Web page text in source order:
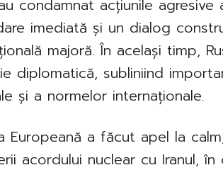
condamnat acțiunile
imediată și un dialog
majoră. În același timp,
diplomatică, subliniind
și a normelor internaționale.
Europeană a făcut apel la
acordului nuclear cu Iranul,